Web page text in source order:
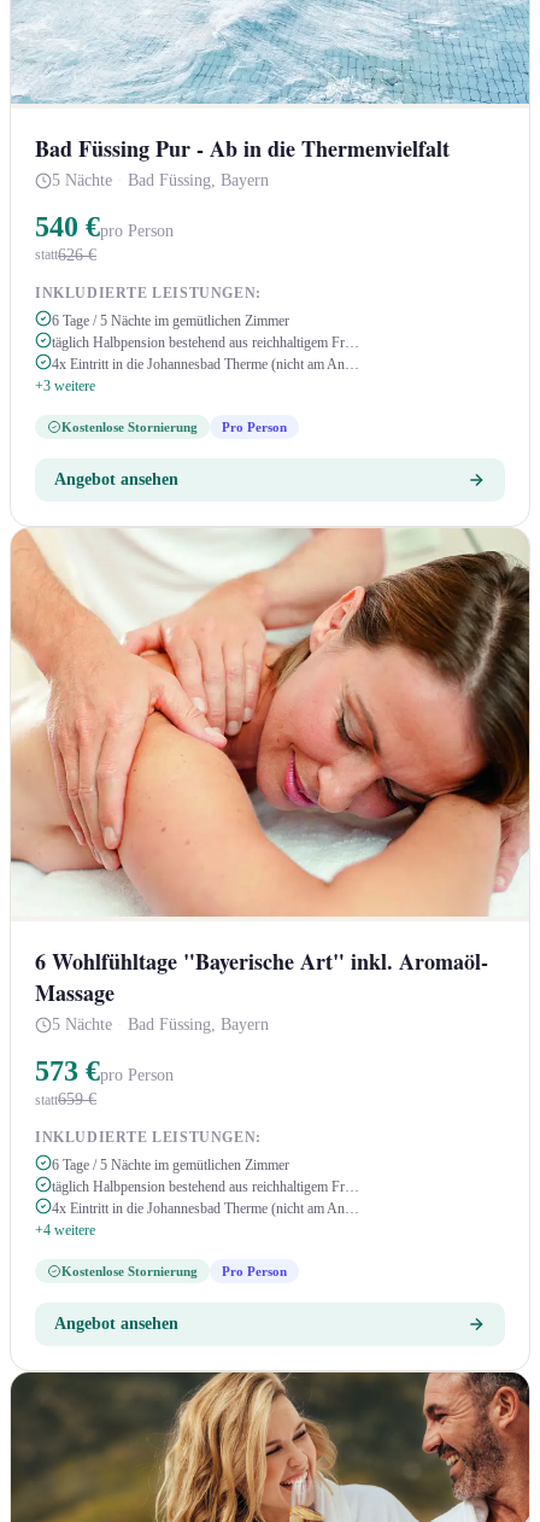
Bad Füssing Pur - Ab in die Thermenvielfalt
5 Nächte · Bad Füssing, Bayern
540 €pro Person
statt626 €
INKLUDIERTE LEISTUNGEN:
6 Tage / 5 Nächte im gemütlichen Zimmer
täglich Halbpension bestehend aus reichhaltigem Fr…
4x Eintritt in die Johannesbad Therme (nicht am An…
+3 weitere
Kostenlose Stornierung Pro Person
Angebot ansehen
6 Wohlfühltage "Bayerische Art" inkl. Aromaöl-
Massage
5 Nächte · Bad Füssing, Bayern
573 €pro Person
statt659 €
INKLUDIERTE LEISTUNGEN:
6 Tage / 5 Nächte im gemütlichen Zimmer
täglich Halbpension bestehend aus reichhaltigem Fr…
4x Eintritt in die Johannesbad Therme (nicht am An…
+4 weitere
Kostenlose Stornierung Pro Person
Angebot ansehen